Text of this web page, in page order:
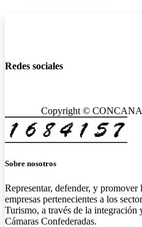
Redes sociales
Copyright ©
Sobre nosotros
Representar, defender, y promover
empresas pertenecientes a los
Turismo, a través de la integración
Cámaras Confederadas.